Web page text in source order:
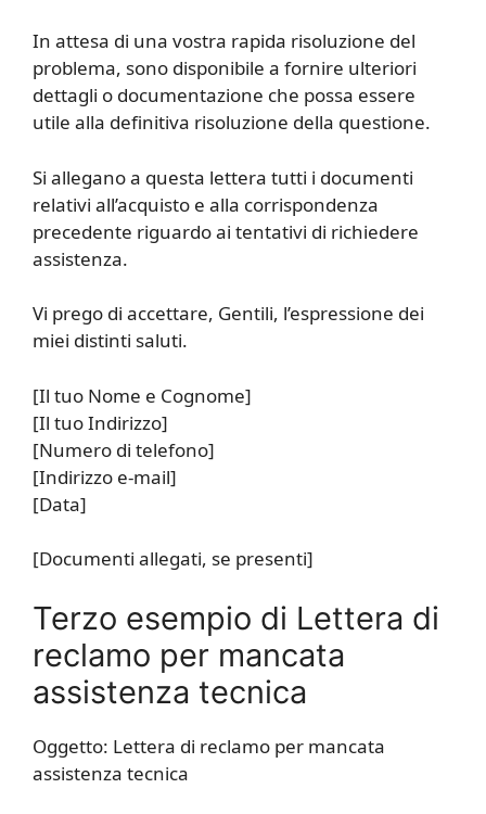
In attesa di una vostra rapida risoluzione del
problema, sono disponibile a fornire ulteriori
dettagli o documentazione che possa essere
utile alla definitiva risoluzione della questione.
Si allegano a questa lettera tutti i documenti
relativi all’acquisto e alla corrispondenza
precedente riguardo ai tentativi di richiedere
assistenza.
Vi prego di accettare, Gentili, l’espressione dei
miei distinti saluti.
[Il tuo Nome e Cognome]
[Il tuo Indirizzo]
[Numero di telefono]
[Indirizzo e-mail]
[Data]
[Documenti allegati, se presenti]
Terzo esempio di Lettera di
reclamo per mancata
assistenza tecnica
Oggetto: Lettera di reclamo per mancata
assistenza tecnica